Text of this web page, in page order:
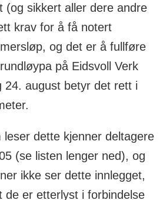
(og sikkert aller dere andre
krav for å få notert
og det er å fullføre
på Eidsvoll Verk
24. august betyr det rett i
leser dette kjenner deltagere
(se listen lenger ned), og
ikke ser dette innlegget,
de er etterlyst i forbindelse